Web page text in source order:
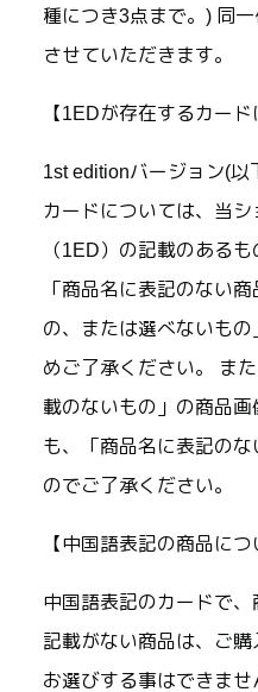
種につき3点まで。) 同
させていただきます。
【1EDが存在するカード
1st editionバージョン(
カードについては、当
（1ED）の記載のある
「商品名に表記のない
の、または選べないも
めご了承ください。 ま
載のないもの」の商品
も、「商品名に表記の
のでご了承ください。
【中国語表記の商品につ
中国語表記のカードで
記載がない商品は、ご
お選びする事はできませ